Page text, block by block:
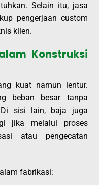
Selain itu, jasa
pengerjaan custom
klien.
Konstruksi
kuat namun lentur.
beban besar tanpa
Di sisi lain, baja juga
jika melalui proses
atau pengecatan
fabrikasi: